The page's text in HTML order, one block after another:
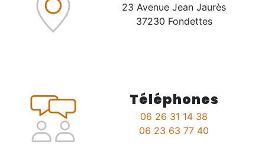
23 Avenue Jean Jaurès
37230 Fondettes
Téléphones
06 26 31 14 38
06 23 63 77 40